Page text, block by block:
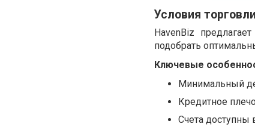
Условия
HavenBiz
подобрать
Ключевые
Минимальный
Кредитное
Счета доступны